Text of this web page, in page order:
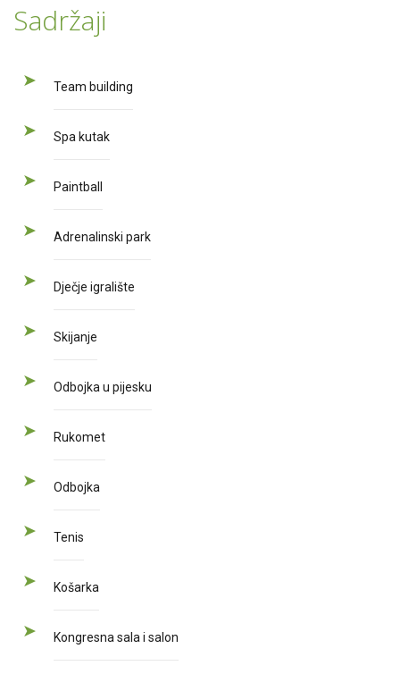
Sadržaji
Team building
Spa kutak
Paintball
Adrenalinski park
Dječje igralište
Skijanje
Odbojka u pijesku
Rukomet
Odbojka
Tenis
Košarka
Kongresna sala i salon